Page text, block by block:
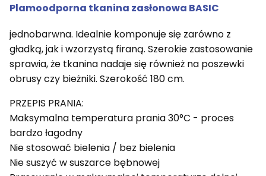
Plamoodporna tkanina zasłonowa BASIC
jednobarwna. Idealnie komponuje się zarówno z
gładką, jak i wzorzystą firaną. Szerokie zastosowanie
sprawia, że tkanina nadaje się również na poszewki
obrusy czy bieżniki. Szerokość 180 cm.
PRZEPIS PRANIA:
Maksymalna temperatura prania 30°C - proces
bardzo łagodny
Nie stosować bielenia / bez bielenia
Nie suszyć w suszarce bębnowej